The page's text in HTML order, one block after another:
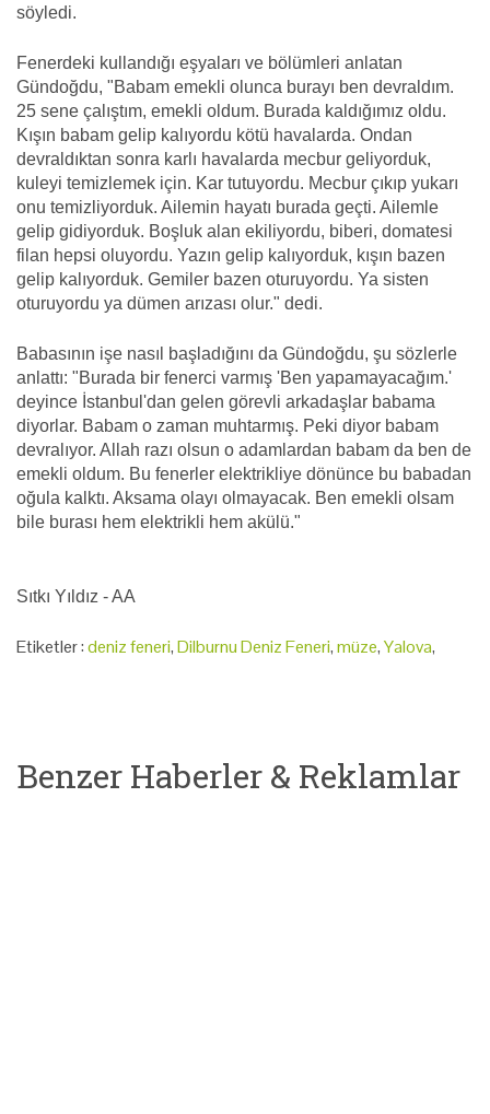
söyledi.
Fenerdeki kullandığı eşyaları ve bölümleri anlatan
Gündoğdu, "Babam emekli olunca burayı ben devraldım.
25 sene çalıştım, emekli oldum. Burada kaldığımız oldu.
Kışın babam gelip kalıyordu kötü havalarda. Ondan
devraldıktan sonra karlı havalarda mecbur geliyorduk,
kuleyi temizlemek için. Kar tutuyordu. Mecbur çıkıp yukarı
onu temizliyorduk. Ailemin hayatı burada geçti. Ailemle
gelip gidiyorduk. Boşluk alan ekiliyordu, biberi, domatesi
filan hepsi oluyordu. Yazın gelip kalıyorduk, kışın bazen
gelip kalıyorduk. Gemiler bazen oturuyordu. Ya sisten
oturuyordu ya dümen arızası olur." dedi.
Babasının işe nasıl başladığını da Gündoğdu, şu sözlerle
anlattı: "Burada bir fenerci varmış 'Ben yapamayacağım.'
deyince İstanbul'dan gelen görevli arkadaşlar babama
diyorlar. Babam o zaman muhtarmış. Peki diyor babam
devralıyor. Allah razı olsun o adamlardan babam da ben de
emekli oldum. Bu fenerler elektrikliye dönünce bu babadan
oğula kalktı. Aksama olayı olmayacak. Ben emekli olsam
bile burası hem elektrikli hem akülü."
Sıtkı Yıldız - AA
Etiketler :deniz feneri,Dilburnu Deniz Feneri,müze,Yalova,
Benzer Haberler & Reklamlar